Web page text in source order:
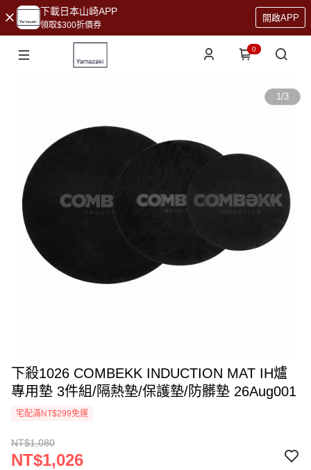
下載日本山崎APP
領取$300折價券
開啟APP
0
1/3
下殺1026 COMBEKK INDUCTION MAT IH爐
專用墊 3件組/隔熱墊/保護墊/防髒墊 26Aug001
宅配滿NT$299免運
NT$1,080
NT$1,026